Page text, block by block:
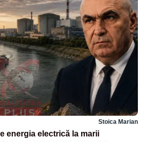
Stoica Marian
energia electrică la marii